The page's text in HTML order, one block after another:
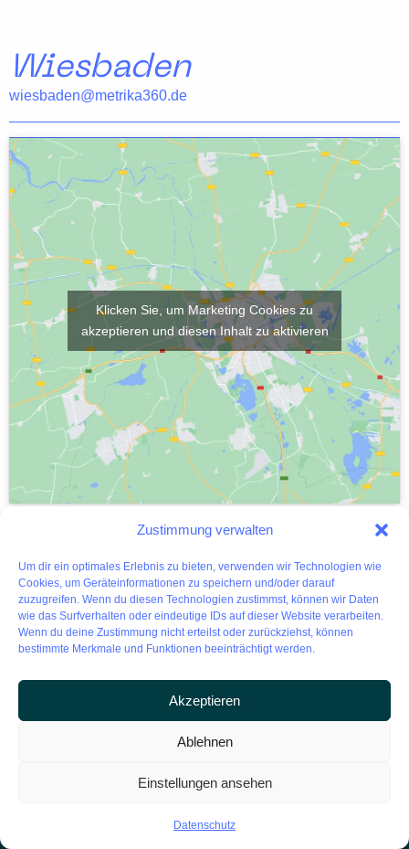
Zustimmung verwalten
Um dir ein optimales Erlebnis zu bieten, verwenden wir Technologien wie
Cookies, um Geräteinformationen zu speichern und/oder darauf
zuzugreifen. Wenn du diesen Technologien zustimmst, können wir Daten
wie das Surfverhalten oder eindeutige IDs auf dieser Website verarbeiten.
Wenn du deine Zustimmung nicht erteilst oder zurückziehst, können
bestimmte Merkmale und Funktionen beeinträchtigt werden.
Akzeptieren
Ablehnen
Einstellungen ansehen
Datenschutz
Wiesbaden
wiesbaden@metrika360.de
Klicken Sie, um Marketing Cookies zu
akzeptieren und diesen Inhalt zu aktivieren
Metrika 360
3D-Laserscanning